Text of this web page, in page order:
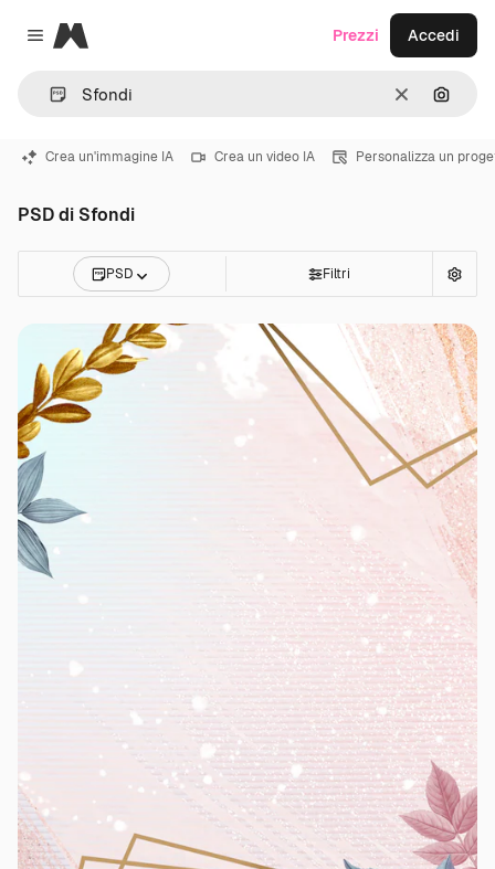
Close menu
Magnific
CancellaCerca
Prezzi Accedi
Crea un'immagine IA Crea un video IA Personalizza un
PSD di Sfondi
PSD Filtri